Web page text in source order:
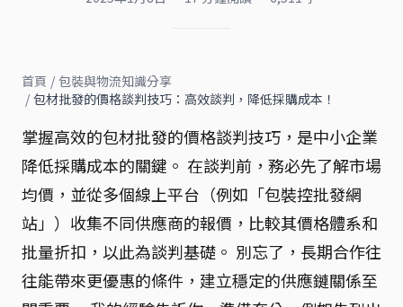
首頁 / 包裝與物流知識分享
/ 包材批發的價格談判技巧：高效談判，降低採購成本！
掌握高效的包材批發的價格談判技巧，是中小企業
降低採購成本的關鍵。 在談判前，務必先了解市場
均價，並從多個線上平台（例如「包裝控批發網
站」）收集不同供應商的報價，比較其價格體系和
批量折扣，以此為談判基礎。 別忘了，長期合作往
往能帶來更優惠的條件，建立穩定的供應鏈關係至